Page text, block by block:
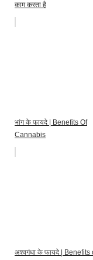
काम करता है
भांग के फायदे | Benefits Of
Cannabis
अश्वगंधा के फायदे | Benefits